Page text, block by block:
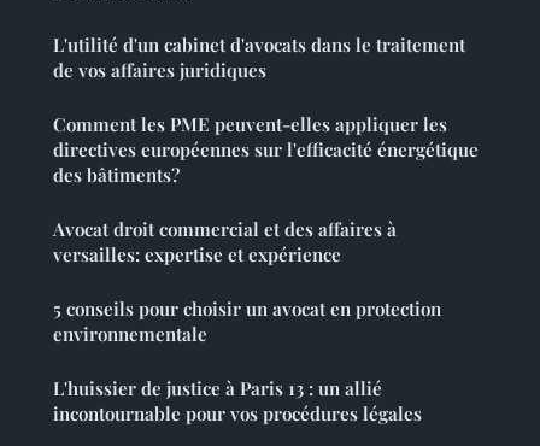
L'utilité d'un cabinet d'avocats dans le traitement
de vos affaires juridiques
Comment les PME peuvent-elles appliquer les
directives européennes sur l'efficacité énergétique
des bâtiments?
Avocat droit commercial et des affaires à
versailles: expertise et expérience
5 conseils pour choisir un avocat en protection
environnementale
L'huissier de justice à Paris 13 : un allié
incontournable pour vos procédures légales